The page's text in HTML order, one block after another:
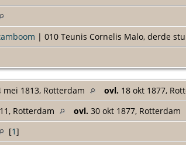
| 010 Teunis Cornelis Malo, derde
mei 1813, Rotterdam ovl. 18 okt 1877,
Rotterdam ovl. 30 okt 1877, Rotterdam
[1]